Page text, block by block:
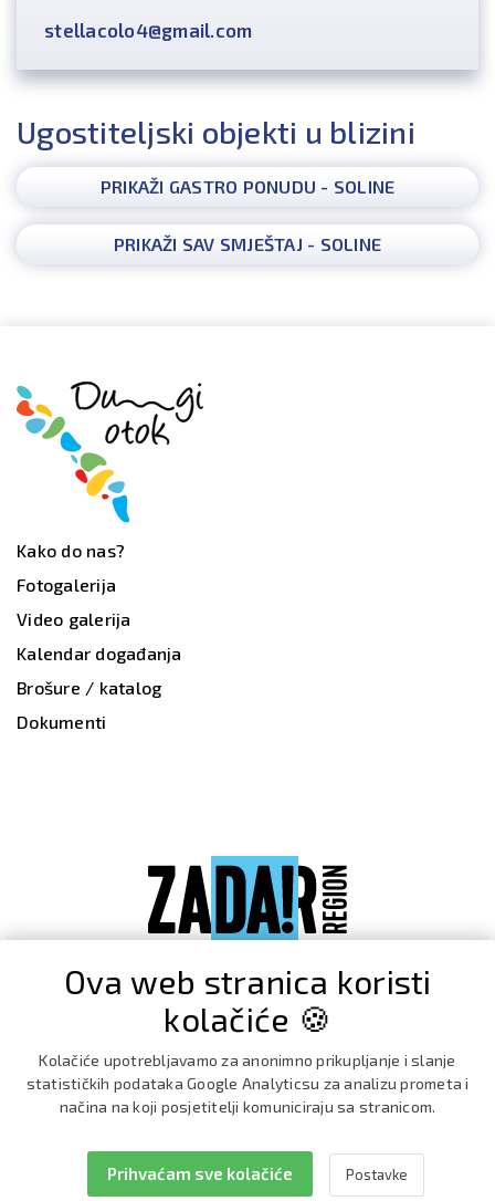
stellacolo4@gmail.com
Ugostiteljski objekti u blizini
PRIKAŽI GASTRO PONUDU - SOLINE
PRIKAŽI SAV SMJEŠTAJ - SOLINE
Kako do nas?
Fotogalerija
Video galerija
Kalendar događanja
Brošure / katalog
Dokumenti
Ova web stranica koristi
kolačiće 🍪
Kolačiće upotrebljavamo za anonimno prikupljanje i slanje
statističkih podataka Google Analyticsu za analizu prometa i
načina na koji posjetitelji komuniciraju sa stranicom.
Prihvaćam sve kolačiće Postavke